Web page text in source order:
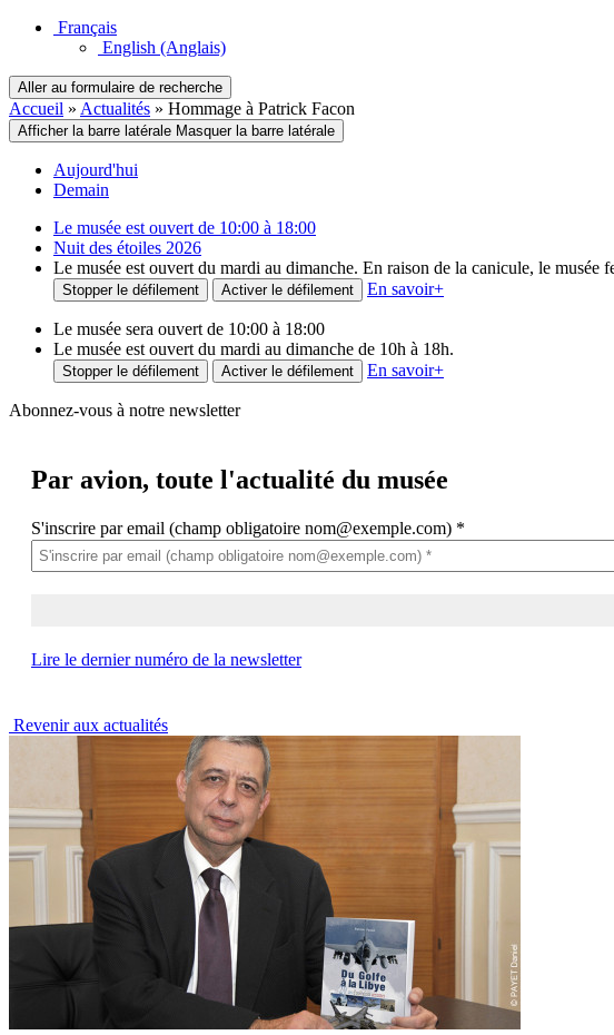
Français
English (Anglais)
Aller au formulaire de recherche
Accueil » Actualités » Hommage à Patrick Facon
Afficher la barre latérale Masquer la barre latérale
Aujourd'hui
Demain
Le musée est ouvert de 10:00 à 18:00
Nuit des étoiles 2026
Le musée est ouvert du mardi au dimanche. En raison de la canicule, le
Stopper le défilement Activer le défilement En savoir+
Le musée sera ouvert de 10:00 à 18:00
Le musée est ouvert du mardi au dimanche de 10h à 18h.
Stopper le défilement Activer le défilement En savoir+
Abonnez-vous à notre newsletter
Par avion, toute l'actualité du musée
S'inscrire par email (champ obligatoire nom@exemple.com) *
Lire le dernier numéro de la newsletter
Revenir aux actualités